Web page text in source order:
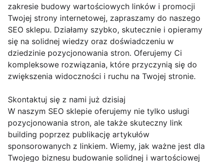
zakresie budowy wartościowych linków i promocji
Twojej strony internetowej, zapraszamy do naszego
SEO sklepu. Działamy szybko, skutecznie i opieramy
się na solidnej wiedzy oraz doświadczeniu w
dziedzinie pozycjonowania stron. Oferujemy Ci
kompleksowe rozwiązania, które przyczynią się do
zwiększenia widoczności i ruchu na Twojej stronie.
Skontaktuj się z nami już dzisiaj
W naszym SEO sklepie oferujemy nie tylko usługi
pozycjonowania stron, ale także skuteczny link
building poprzez publikację artykułów
sponsorowanych z linkiem. Wiemy, jak ważne jest dla
Twojego biznesu budowanie solidnej i wartościowej